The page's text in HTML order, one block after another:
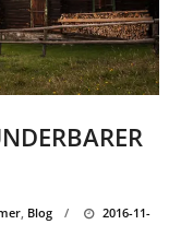
, Blog /
2016-11-